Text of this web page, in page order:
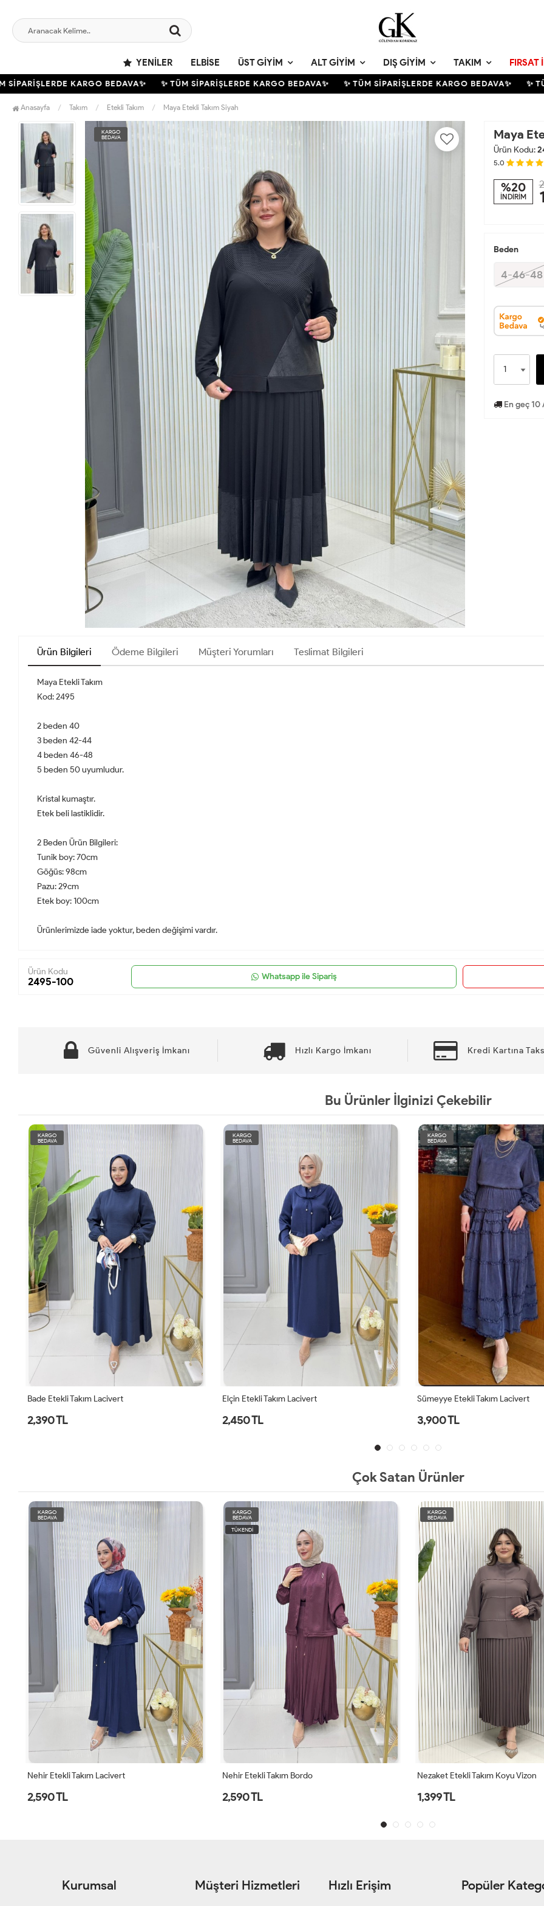
YENILER ELBISE ÜST GIYIM ALT GIYIM DIŞ GIYIM TAKIM FIRSAT
KARGO BEDAVA✨ ✨ TÜM SİPARİŞLERDE KARGO BEDAVA✨ ✨ TÜM SİPARİŞLERDE KARGO BEDAVA✨ ✨ TÜM
Anasayfa Takım Etekli Takım Maya Etekli Takım Siyah
KARGO
BEDAVA
Maya
Ürün Kodu:
5.0
%20
İNDİRİM
Beden
4-46-48
En geç 10
Ürün Bilgileri Ödeme Bilgileri Müşteri Yorumları Teslimat Bilgileri
Maya Etekli Takım
Kod: 2495
2 beden 40
3 beden 42-44
4 beden 46-48
5 beden 50 uyumludur.
Kristal kumaştır.
Etek beli lastiklidir.
2 Beden Ürün Bilgileri:
Tunik boy: 70cm
Göğüs: 98cm
Pazu: 29cm
Etek boy: 100cm
Ürünlerimizde iade yoktur, beden değişimi vardır.
Ürün Kodu
2495-100 Whatsapp ile Sipariş
Güvenli Alışveriş İmkanı Hızlı Kargo İmkanı Kredi Kartına
Bu Ürünler İlginizi Çekebilir
KARGO
BEDAVA
Bade Etekli Takım Lacivert
2,390 TL
KARGO
BEDAVA
Elçin Etekli Takım Lacivert
2,450 TL
KARGO
BEDAVA
Sümeyye Etekli Takım Lacivert
3,900 TL
Çok Satan Ürünler
KARGO
BEDAVA
Nehir Etekli Takım Lacivert
2,590 TL
KARGO
BEDAVA
TÜKENDİ
Nehir Etekli Takım Bordo
2,590 TL
KARGO
BEDAVA
Nezaket Etekli Takım Koyu Vizon
1,399 TL
Kurumsal Müşteri Hizmetleri Hızlı Erişim Popüler